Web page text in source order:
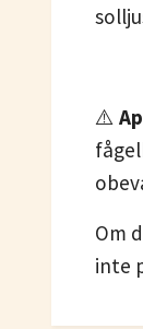
⚠️
Om
inte